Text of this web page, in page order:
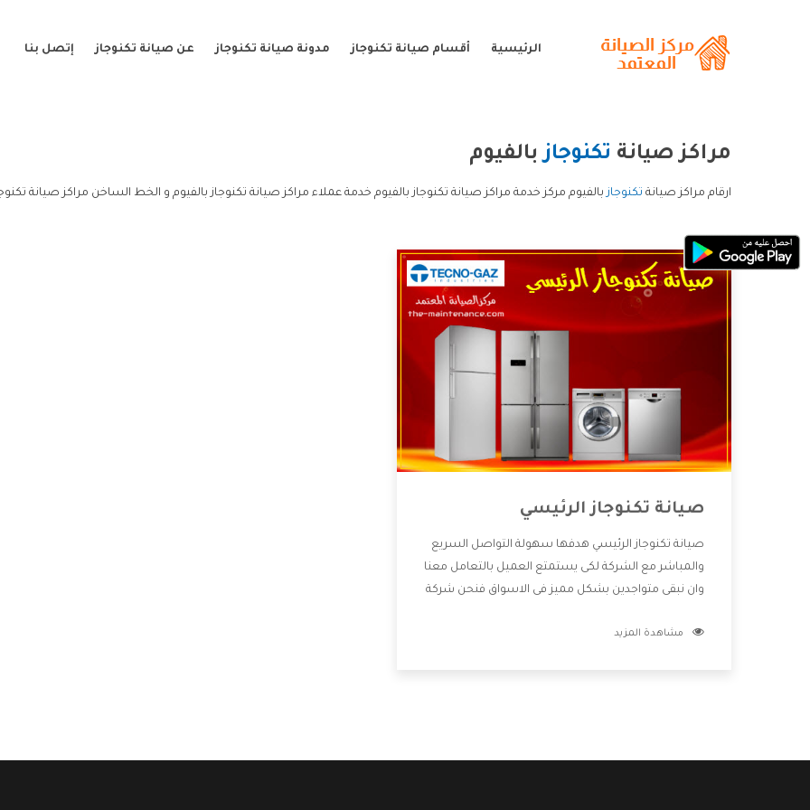
الرئيسية أقسام صيانة تكنوجاز مدونة صيانة تكنوجاز عن صيانة تكنوجاز إتصل بنا
مراكز صيانة تكنوجازبالفيوم
ارقام مراكز صيانة تكنوجازبالفيوم مركز خدمة مراكز صيانة تكنوجاز بالفيوم خدمة عملاء مراكز صيانة تكنوجاز بالفيوم و الخط الساخن مراكز صيانة
صيانة تكنوجاز الرئيسي
صيانة تكنوجاز الرئيسي هدفها سهولة التواصل السريع
والمباشر مع الشركة لكى يستمتع العميل بالتعامل معنا
وان نبقى متواجدين بشكل مميز فى الاسواق فنحن شركة
بالخدمات التى تنفرد الشركة بها والتى تكون منها خدمة
مشاهدة المزيد